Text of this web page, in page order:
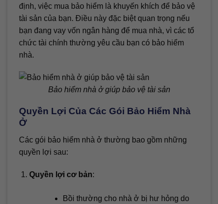
định, việc mua bảo hiểm là khuyến khích để bảo vệ
tài sản của bạn. Điều này đặc biệt quan trọng nếu
bạn đang vay vốn ngân hàng để mua nhà, vì các tổ
chức tài chính thường yêu cầu bạn có bảo hiểm
nhà.
Bảo hiểm nhà ở giúp bảo vệ tài sản
Quyền Lợi Của Các Gói Bảo Hiểm Nhà
Ở
Các gói bảo hiểm nhà ở thường bao gồm những
quyền lợi sau:
Quyền lợi cơ bản:
Bồi thường cho nhà ở bị hư hỏng do